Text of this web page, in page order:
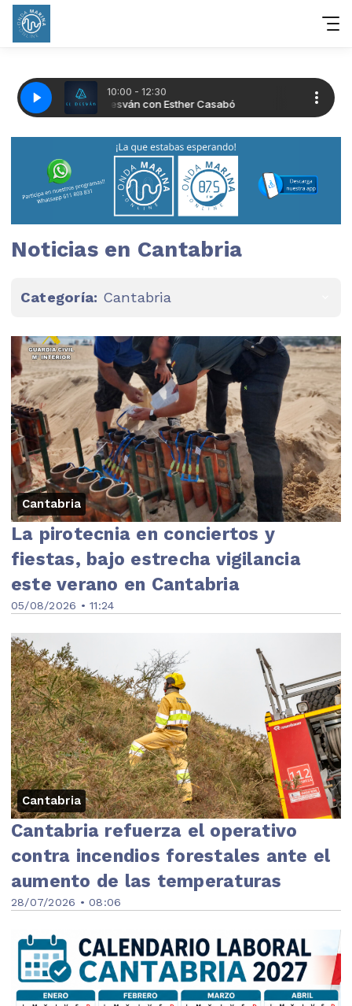
Noticias en Cantabria
Categoría: Cantabria
Cantabria
05/08/2026 • 11:24
La pirotecnia en conciertos y
fiestas, bajo estrecha vigilancia
este verano en Cantabria
Cantabria
28/07/2026 • 08:06
Cantabria refuerza el operativo
contra incendios forestales ante el
aumento de las temperaturas